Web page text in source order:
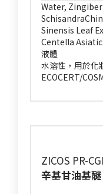
Water,
Sinensis Leaf
Centella
液體
水溶性，用於化
ECOCERT/
ZICOS PR-
辛基甘油基醚